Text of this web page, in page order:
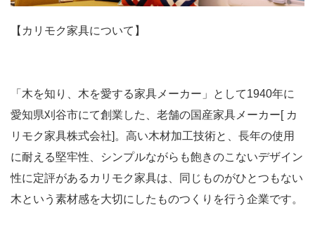
【カリモク家具について】
「木を知り、木を愛する家具メーカー」として1940年に
愛知県刈谷市にて創業した、老舗の国産家具メーカー[ カ
リモク家具株式会社]。高い木材加工技術と、長年の使用
に耐える堅牢性、シンプルながらも飽きのこないデザイン
性に定評があるカリモク家具は、同じものがひとつもない
木という素材感を大切にしたものつくりを行う企業です。